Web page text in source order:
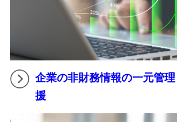
企業の非財務情報の一元管
援